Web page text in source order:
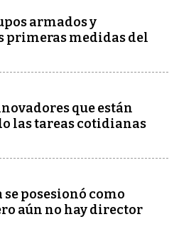
armados y
primeras medidas del
que están
las tareas cotidianas
posesionó como
aún no hay director